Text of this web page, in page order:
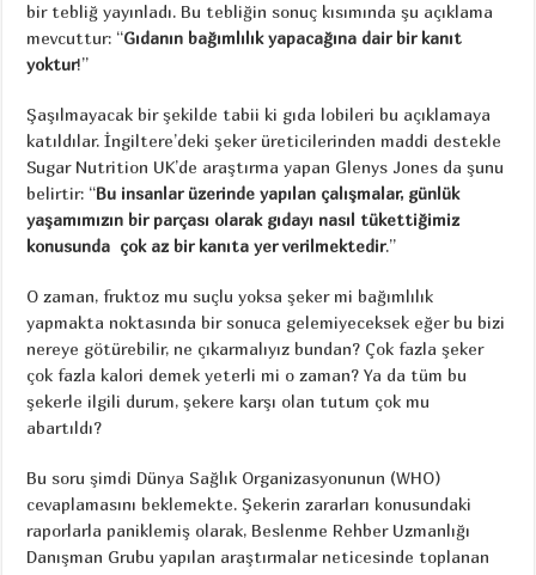
bir tebliğ yayınladı. Bu tebliğin sonuç kısımında şu açıklama
mevcuttur: “Gıdanın bağımlılık yapacağına dair bir kanıt
yoktur!”
Şaşılmayacak bir şekilde tabii ki gıda lobileri bu açıklamaya
katıldılar. İngiltere’deki şeker üreticilerinden maddi destekle
Sugar Nutrition UK’de araştırma yapan Glenys Jones da şunu
belirtir: “Bu insanlar üzerinde yapılan çalışmalar, günlük
yaşamımızın bir parçası olarak gıdayı nasıl tükettiğimiz
konusunda çok az bir kanıta yer verilmektedir.”
O zaman, fruktoz mu suçlu yoksa şeker mi bağımlılık
yapmakta noktasında bir sonuca gelemiyeceksek eğer bu bizi
nereye götürebilir, ne çıkarmalıyız bundan? Çok fazla şeker
çok fazla kalori demek yeterli mi o zaman? Ya da tüm bu
şekerle ilgili durum, şekere karşı olan tutum çok mu
abartıldı?
Bu soru şimdi Dünya Sağlık Organizasyonunun (WHO)
cevaplamasını beklemekte. Şekerin zararları konusundaki
raporlarla paniklemiş olarak, Beslenme Rehber Uzmanlığı
Danışman Grubu yapılan araştırmalar neticesinde toplanan